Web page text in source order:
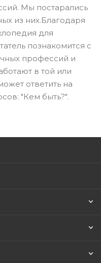
Мы постарались
из них.Благодаря
для
познакомится с
профессий и
в той или
ответить на
"Кем быть?".